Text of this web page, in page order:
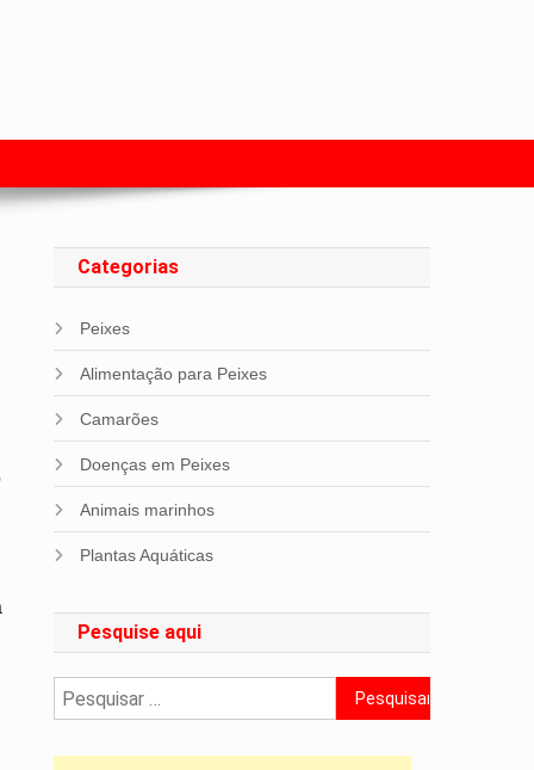
Categorias
Peixes
Alimentação para Peixes
Camarões
Doenças em Peixes
Animais marinhos
Plantas Aquáticas
Pesquise aqui
Pesquisar
por: